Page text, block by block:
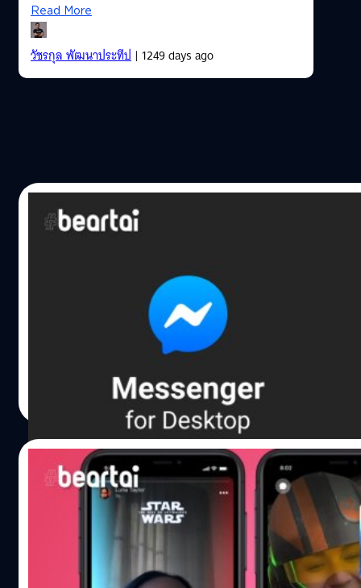
Read More
วัชรกุล พัฒนาประทีป| 1249 days ago
ยลโฉมใหม่ Facebook Messenger บน
หลังจากก่อนหน้านี้ได้หยุดพัฒนาไปสักพักหนึ่ง ล่าสุด
ปล่อยเวอร์ชันทดสอบ(Beta) ของ Messenger บน Windows
ทั่วไปสามารถใช้งานได้แล้ว ส่งท้ายปี 2019
ศุภกานต์ เหล่ารัตนกุล| 2412 days ago
17/12/2019
Facebook Messenger มีธีม Star Wars ให้ใช้
ช่วงนี้กระแส Star Wars: The Rise of Skywalker กำลังมาแร
Facebook ขอร่วมวงด้วยการเปิดตัวธีม Star Wars ในแอป